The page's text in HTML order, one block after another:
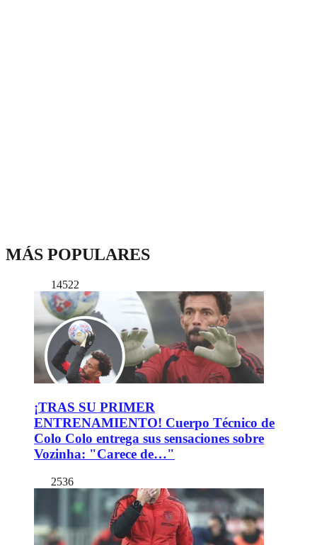
MÁS POPULARES
14522
¡TRAS SU PRIMER
ENTRENAMIENTO! Cuerpo Técnico de
Colo Colo entrega sus sensaciones sobre
Vozinha: "Carece de…"
2536